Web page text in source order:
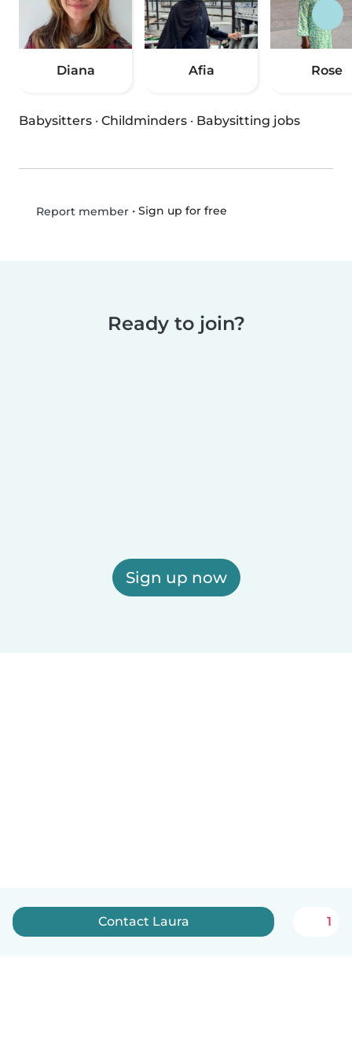
Diana Afia Rose
Babysitters · Childminders · Babysitting jobs
Report member• Sign up for free
Ready to join?
Sign up now
Contact Laura 1